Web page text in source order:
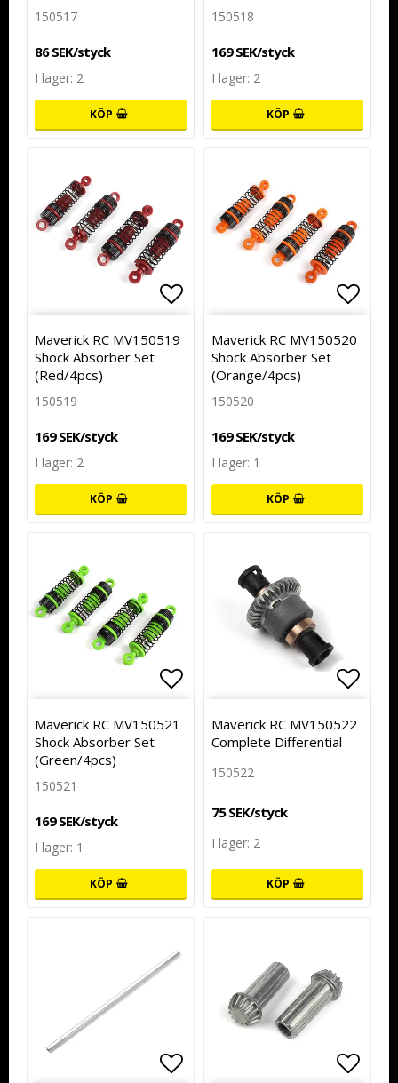
150517
86 SEK/styck
I lager: 2
KÖP
150518
169 SEK/styck
I lager: 2
KÖP
Lägg till i favoritlistan
Maverick RC MV150519
Shock Absorber Set
(Red/4pcs)
150519
169 SEK/styck
I lager: 2
KÖP
Lägg
Maverick RC MV150520
Shock Absorber Set
(Orange/4pcs)
150520
169 SEK/styck
I lager: 1
KÖP
Lägg till i favoritlistan
Maverick RC MV150521
Shock Absorber Set
(Green/4pcs)
150521
169 SEK/styck
I lager: 1
KÖP
Lägg
Lägg
Maverick RC MV150522
Complete Differential
150522
75 SEK/styck
I lager: 2
KÖP